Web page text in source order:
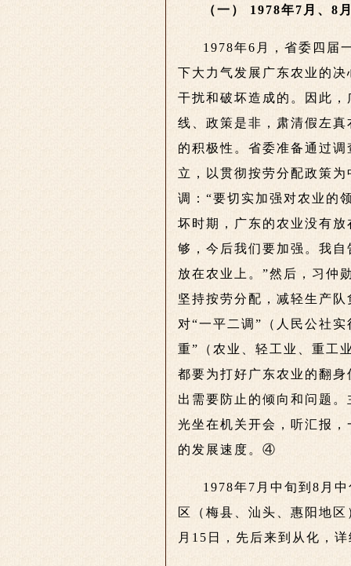
（一） 1978年7月、8
1978年6月，省委四届
下大力气发展广东农业的
干扰和破坏造成的。因此
线、政策是非，肃清假左
的积极性。省委准备通过
立，以贯彻按劳分配政策
调：“要切实加强对农业的
坏时期，广东的农业没有
够，今后我们要加强。我
放在农业上。”然后，习仲
坚持按劳分配，减轻生产
对“一平二调”（人民公社
重”（农业、轻工业、重工
都要为打好广东农业的翻
出需要防止的倾向和问题
光坐在机关开会，听汇报
的发展速度。④
1978年7月中旬到8月
区（梅县、汕头、惠阳地
月15日，先后来到从化，